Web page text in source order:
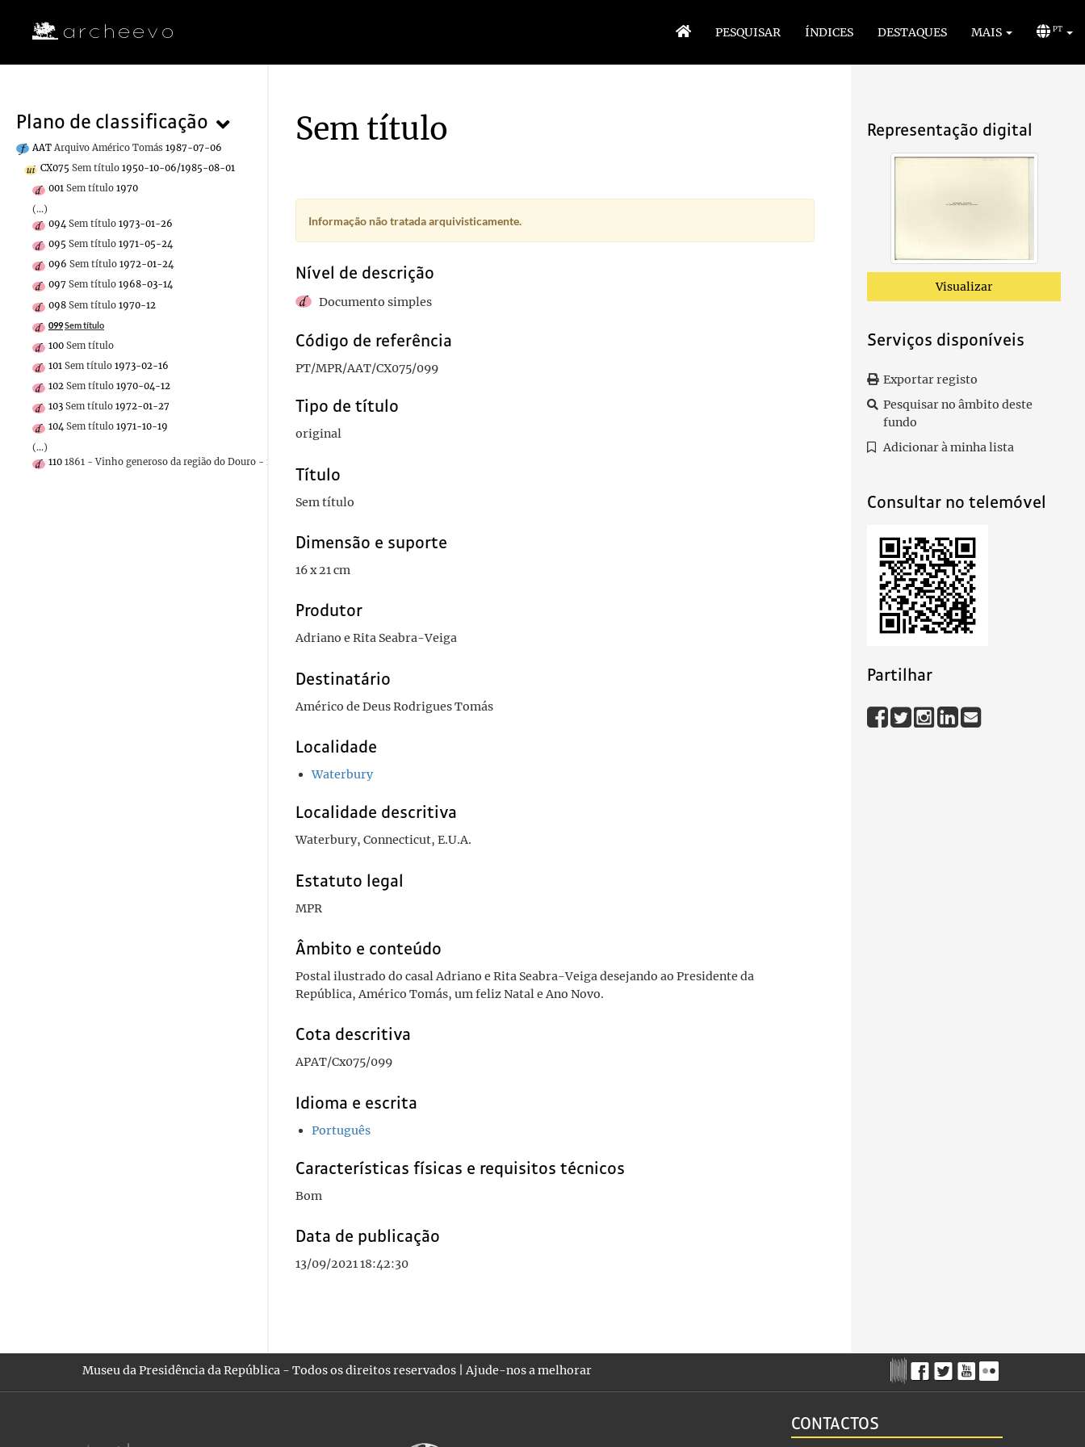
PESQUISAR ÍNDICES DESTAQUES MAIS PT
Plano de classificação
AAT Arquivo Américo Tomás 1987-07-06
CX075 Sem título 1950-10-06/1985-08-01
001 Sem título 1970
(...)
094 Sem título 1973-01-26
095 Sem título 1971-05-24
096 Sem título 1972-01-24
097 Sem título 1968-03-14
098 Sem título 1970-12
099Sem título
100 Sem título
101 Sem título 1973-02-16
102 Sem título 1970-04-12
103 Sem título 1972-01-27
104 Sem título 1971-10-19
(...)
110 1861 - Vinho generoso da região do Douro - 1861
Representação digital
Visualizar
Serviços disponíveis
Exportar registo
Pesquisar no âmbito deste
fundo
Adicionar à minha lista
Consultar no telemóvel
Partilhar
Sem título
Informação não tratada arquivisticamente.
Nível de descrição
Documento simples
Código de referência
PT/MPR/AAT/CX075/099
Tipo de título
original
Título
Sem título
Dimensão e suporte
16 x 21 cm
Produtor
Adriano e Rita Seabra-Veiga
Destinatário
Américo de Deus Rodrigues Tomás
Localidade
Waterbury
Localidade descritiva
Waterbury, Connecticut, E.U.A.
Estatuto legal
MPR
Âmbito e conteúdo
Postal ilustrado do casal Adriano e Rita Seabra-Veiga desejando ao Presidente da
República, Américo Tomás, um feliz Natal e Ano Novo.
Cota descritiva
APAT/Cx075/099
Idioma e escrita
Português
Características físicas e requisitos técnicos
Bom
Data de publicação
13/09/2021 18:42:30
Museu da Presidência da República - Todos os direitos reservados |Ajude-nos a melhorar
CONTACTOS